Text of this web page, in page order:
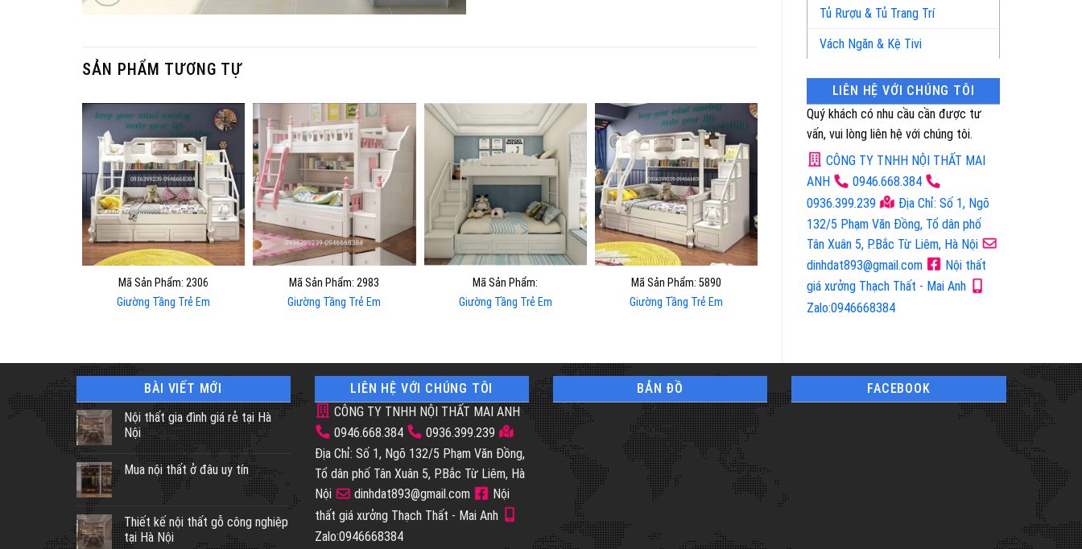
Tủ Rượu & Tủ Trang Trí
Vách Ngăn & Kệ Tivi
LIÊN HỆ VỚI CHÚNG TÔI
Quý khách có nhu cầu cần được tư
vấn, vui lòng liên hệ với chúng tôi.
CÔNG TY TNHH NỘI THẤT MAI
ANH
0946.668.384
0936.399.239
Địa Chỉ: Số 1, Ngõ
132/5 Phạm Văn Đồng, Tổ dân phố
Tân Xuân 5, P.Bắc Từ Liêm, Hà Nội
dinhdat893@gmail.com
Nội thất
giá xưởng Thạch Thất - Mai Anh
Zalo:0946668384
SẢN PHẨM TƯƠNG TỰ
Mã Sản Phẩm: 2306
Giường Tầng Trẻ Em
Mã Sản Phẩm: 2983
Giường Tầng Trẻ Em
Mã Sản Phẩm:
Giường Tầng Trẻ Em
Mã Sản Phẩm: 5890
Giường Tầng Trẻ Em
Mã Sản Phẩm: 5114
Giường Tầng Trẻ Em
Mã Sản Phẩm: 1365
BÀI VIẾT MỚI
Nội thất gia đình giá rẻ tại Hà
Nội
Mua nội thất ở đâu uy tín
Thiết kế nội thất gỗ công nghiệp
tại Hà Nội
LIÊN HỆ VỚI CHÚNG TÔI
CÔNG TY TNHH NỘI THẤT MAI ANH
0946.668.384
0936.399.239
Địa Chỉ: Số 1, Ngõ 132/5 Phạm Văn Đồng,
Tổ dân phố Tân Xuân 5, P.Bắc Từ Liêm, Hà
Nội
dinhdat893@gmail.com
Nội
thất giá xưởng Thạch Thất - Mai Anh
Zalo:0946668384
BẢN ĐỒ FACEBOOK